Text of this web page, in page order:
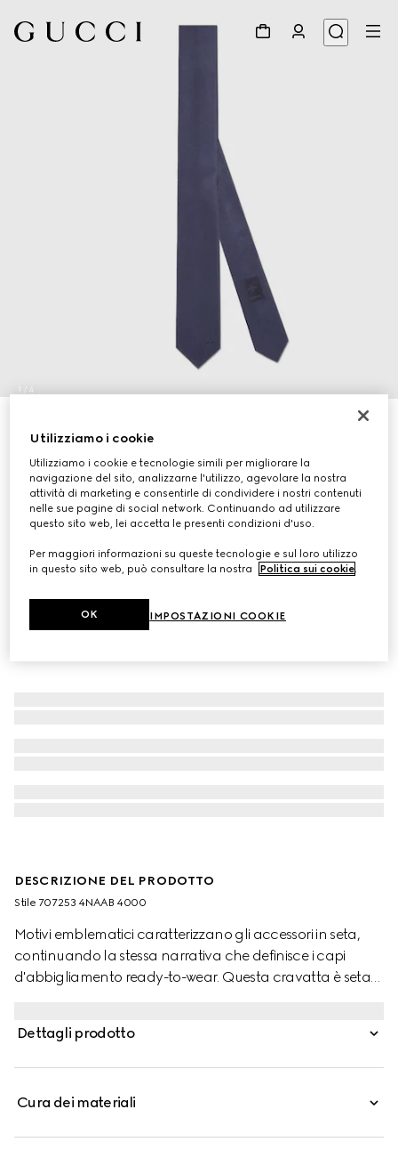
1 / 4
€ 155
Varianteblu scuro
DESCRIZIONE DEL PRODOTTO
Stile ‎707253 4NAAB 4000
Motivi emblematici caratterizzano gli accessori in seta,
continuando la stessa narrativa che definisce i capi
d'abbigliamento ready-to-wear. Questa cravatta è seta
Dettagli prodotto
Cura dei materiali
Utilizziamo i cookie
Utilizziamo i cookie e tecnologie simili per migliorare la
navigazione del sito, analizzarne l'utilizzo, agevolare la nostra
attività di marketing e consentirle di condividere i nostri contenuti
nelle sue pagine di social network. Continuando ad utilizzare
questo sito web, lei accetta le presenti condizioni d'uso.
Per maggiori informazioni su queste tecnologie e sul loro utilizzo
in questo sito web, può consultare la nostra
Politica sui cookie.
IMPOSTAZIONI COOKIE
OK